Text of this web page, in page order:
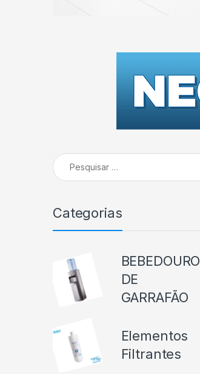
Pesquisar por:
Categorias
BEBEDOURO
DE
GARRAFÃO
Elementos
Filtrantes